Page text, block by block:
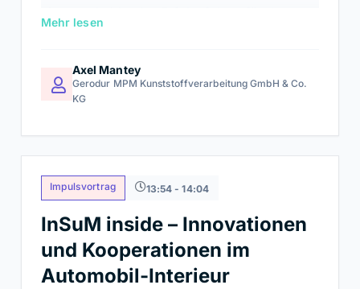
Höchstspannungskabel zuverlässig gegen
starke mechanische Drücke,
Wärmeentwicklung im Dauerbetrieb ab. Als
langlebige Schutzhülle garantieren sie somit
über Jahrzehnte hinweg die Ausfallsicherheit
unserer zukünftigen Stromversorgung.
Mehr lesen
Axel Mantey
Gerodur MPM Kunststoffverarbeitung GmbH & Co.
KG
Impulsvortrag 13:54 - 14:04
InSuM inside – Innovationen
und Kooperationen im
Automobil-Interieur